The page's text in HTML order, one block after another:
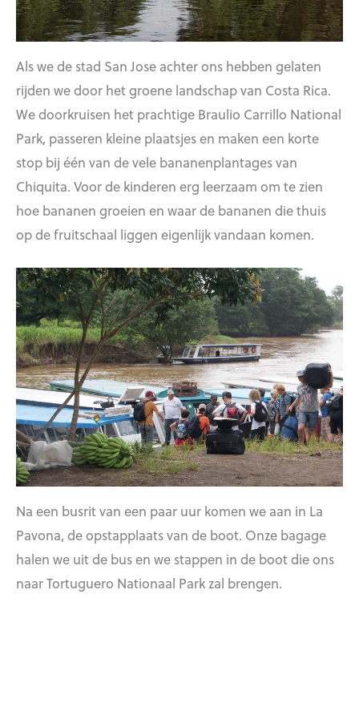
Als we de stad San Jose achter ons hebben gelaten
rijden we door het groene landschap van Costa Rica.
We doorkruisen het prachtige Braulio Carrillo National
Park, passeren kleine plaatsjes en maken een korte
stop bij één van de vele bananenplantages van
Chiquita. Voor de kinderen erg leerzaam om te zien
hoe bananen groeien en waar de bananen die thuis
op de fruitschaal liggen eigenlijk vandaan komen.
Na een busrit van een paar uur komen we aan in La
Pavona, de opstapplaats van de boot. Onze bagage
halen we uit de bus en we stappen in de boot die ons
naar Tortuguero Nationaal Park zal brengen.